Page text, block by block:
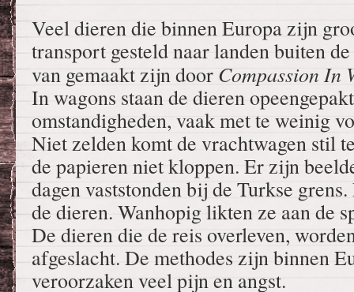
Veel dieren die binnen Europa zijn
transport gesteld naar landen buiten
van gemaakt zijn door Compassion In
In wagons staan de dieren
omstandigheden, vaak met te weinig
Niet zelden komt de vrachtwagen stil
de papieren niet kloppen. Er zijn
dagen vaststonden bij de Turkse
de dieren. Wanhopig likten ze aan de
De dieren die de reis overleven,
afgeslacht. De methodes zijn binnen
veroorzaken veel pijn en angst.